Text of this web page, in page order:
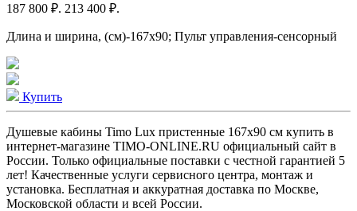
187 800 ₽. 213 400 ₽.
Длина и ширина, (см)-167x90; Пульт управления-сенсорный
Купить
Душевые кабины Timo Lux пристенные 167x90 см купить в
интернет-магазине TIMO-ONLINE.RU официальный сайт в
России. Только официальные поставки c честной гарантией 5
лет! Качественные услуги сервисного центра, монтаж и
установка. Бесплатная и аккуратная доставка по Москве,
Московской области и всей России.